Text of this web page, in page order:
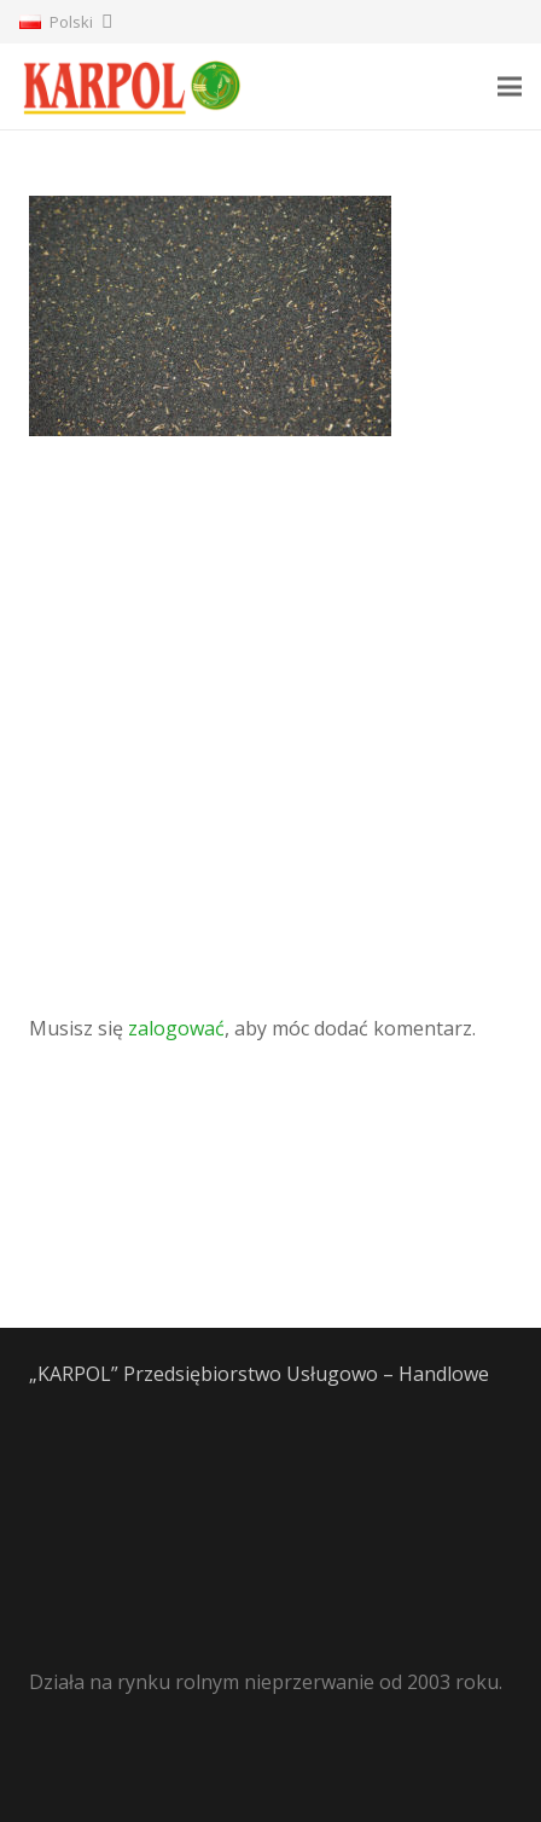
Polski
Musisz się zalogować, aby móc dodać komentarz.
„KARPOL” Przedsiębiorstwo Usługowo – Handlowe
Działa na rynku rolnym nieprzerwanie od 2003 roku.